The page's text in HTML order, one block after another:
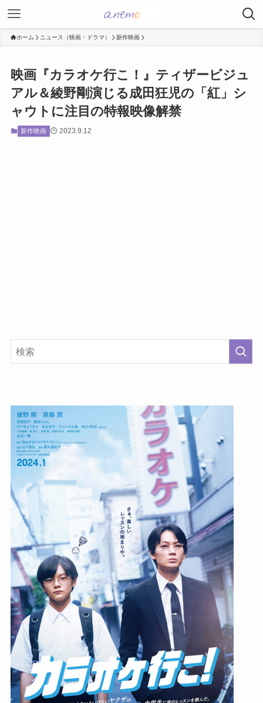
ホーム ニュース（映画・ドラマ） 新作映画
映画『カラオケ行こ！』ティザービジュ
アル＆綾野剛演じる成田狂児の「紅」シ
ャウトに注目の特報映像解禁
新作映画 2023.9.12